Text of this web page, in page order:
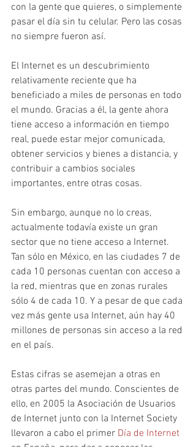
con la gente que quieres, o simplemente
pasar el día sin tu celular. Pero las cosas
no siempre fueron así.
El Internet es un descubrimiento
relativamente reciente que ha
beneficiado a miles de personas en todo
el mundo. Gracias a él, la gente ahora
tiene acceso a información en tiempo
real, puede estar mejor comunicada,
obtener servicios y bienes a distancia, y
contribuir a cambios sociales
importantes, entre otras cosas.
Sin embargo, aunque no lo creas,
actualmente todavía existe un gran
sector que no tiene acceso a Internet.
Tan sólo en México, en las ciudades 7 de
cada 10 personas cuentan con acceso a
la red, mientras que en zonas rurales
sólo 4 de cada 10. Y a pesar de que cada
vez más gente usa Internet, aún hay 40
millones de personas sin acceso a la red
en el país.
Estas cifras se asemejan a otras en
otras partes del mundo. Conscientes de
ello, en 2005 la Asociación de Usuarios
de Internet junto con la Internet Society
llevaron a cabo el primer Día de Internet